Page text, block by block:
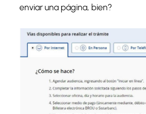
enviar una página, bien?